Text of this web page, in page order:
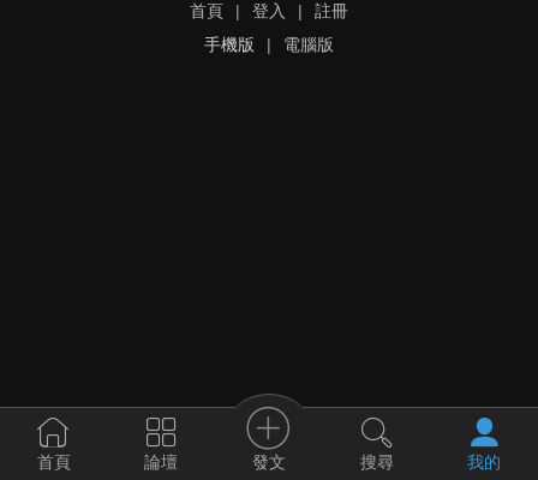
首頁 | 登入 |
註冊
手機版
| 電腦版
首頁 論壇 發文 搜尋 我的